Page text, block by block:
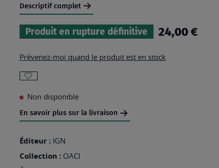
gallery
Descriptif complet
Produit en rupture définitive 24,00 €
Prévenez-moi quand le produit est en stock
AJOUTER
À
MA
D’ENVIES
:
Non disponible
En savoir plus sur la livraison
Éditeur : IGN
Collection : OACI